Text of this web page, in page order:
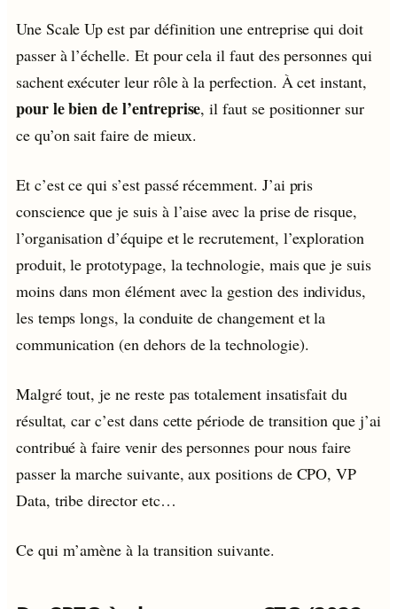
Une Scale Up est par définition une entreprise qui doit
passer à l’échelle. Et pour cela il faut des personnes qui
sachent exécuter leur rôle à la perfection. À cet instant,
pour le bien de l’entreprise, il faut se positionner sur
ce qu’on sait faire de mieux.
Et c’est ce qui s’est passé récemment. J’ai pris
conscience que je suis à l’aise avec la prise de risque,
l’organisation d’équipe et le recrutement, l’exploration
produit, le prototypage, la technologie, mais que je suis
moins dans mon élément avec la gestion des individus,
les temps longs, la conduite de changement et la
communication (en dehors de la technologie).
Malgré tout, je ne reste pas totalement insatisfait du
résultat, car c’est dans cette période de transition que j’ai
contribué à faire venir des personnes pour nous faire
passer la marche suivante, aux positions de CPO, VP
Data, tribe director etc…
Ce qui m’amène à la transition suivante.